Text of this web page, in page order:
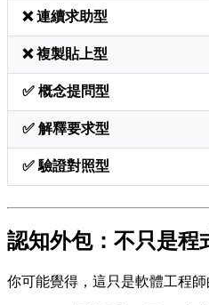
❌ 連續求助型
❌ 複製貼上型
✅ 概念提問型
✅ 解釋要求型
✅ 驗證對照型
認知外包：不只是程
你可能覺得，這只是軟體工程